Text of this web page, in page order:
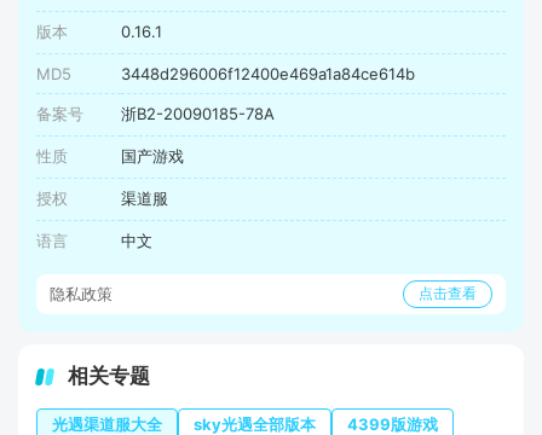
版本 0.16.1
MD5 3448d296006f12400e469a1a84ce614b
备案号 浙B2-20090185-78A
性质 国产游戏
授权 渠道服
语言 中文
隐私政策 点击查看
相关专题
光遇渠道服大全 sky光遇全部版本 4399版游戏